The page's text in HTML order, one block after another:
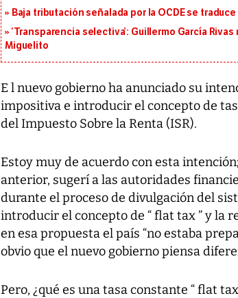
Baja tributación señalada por la OCDE se
‘Transparencia selectiva’: Guillermo García
Miguelito
E l nuevo gobierno ha anunciado su
impositiva e introducir el concepto de
del Impuesto Sobre la Renta (ISR).
Estoy muy de acuerdo con esta
anterior, sugerí a las autoridades
durante el proceso de divulgación del
introducir el concepto de “ flat tax ” y la
en esa propuesta el país “no estaba
obvio que el nuevo gobierno piensa
Pero, ¿qué es una tasa constante “ flat